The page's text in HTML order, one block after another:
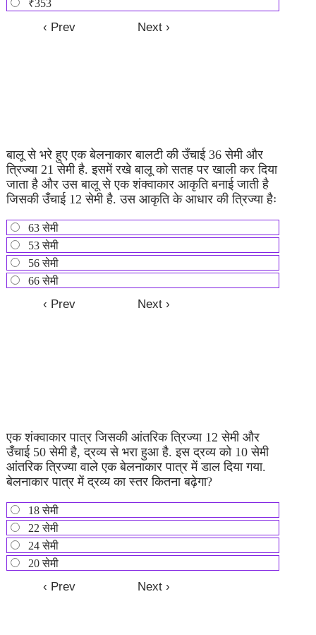
₹353
बालू से भरे हुए एक बेलनाकार बालटी की उँचाई 36 सेमी और
त्रिज्या 21 सेमी है. इसमें रखे बालू को सतह पर खाली कर दिया
जाता है और उस बालू से एक शंक्वाकार आकृति बनाई जाती है
जिसकी उँचाई 12 सेमी है. उस आकृति के आधार की त्रिज्या हैः
63 सेमी
53 सेमी
56 सेमी
66 सेमी
एक शंक्वाकार पात्र जिसकी आंतरिक त्रिज्या 12 सेमी और
उँचाई 50 सेमी है, द्रव्य से भरा हुआ है. इस द्रव्य को 10 सेमी
आंतरिक त्रिज्या वाले एक बेलनाकार पात्र में डाल दिया गया.
बेलनाकार पात्र में द्रव्य का स्तर कितना बढ़ेगा?
18 सेमी
22 सेमी
24 सेमी
20 सेमी